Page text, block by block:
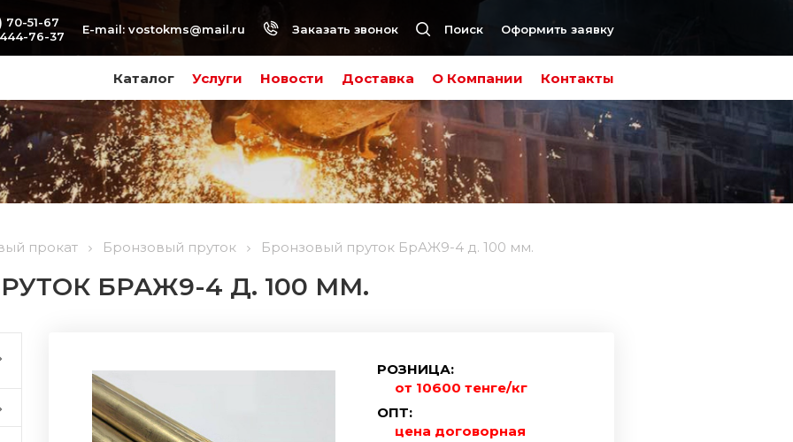
Каталог Услуги Новости Доставка О Компании Контакты
70-51-67
76-37
E-mail: vostokms@mail.ru Заказать звонок Поиск Оформить заявку
прокат Бронзовый пруток Бронзовый пруток БрАЖ9-4 д. 100 мм.
БРАЖ9-4 Д. 100 ММ.
РОЗНИЦА:
от 10600 тенге/кг
ОПТ:
цена договорная